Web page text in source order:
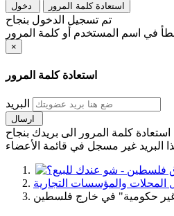
استعادة كلمة المرور
تم تسجيل الدخول بنجاح
×
استعادة كلمة المرور
البريد
البريد غير مسجل في قائمة الأعضاء
المحلات والمؤسسات التجارية
حكومية" في خارج فلسطين